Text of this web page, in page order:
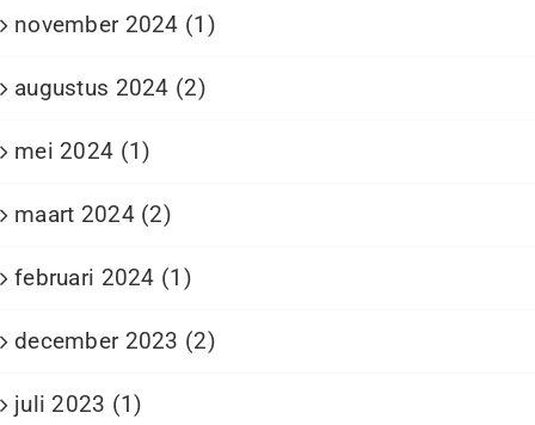
november 2024 (1)
augustus 2024 (2)
mei 2024 (1)
maart 2024 (2)
februari 2024 (1)
december 2023 (2)
juli 2023 (1)